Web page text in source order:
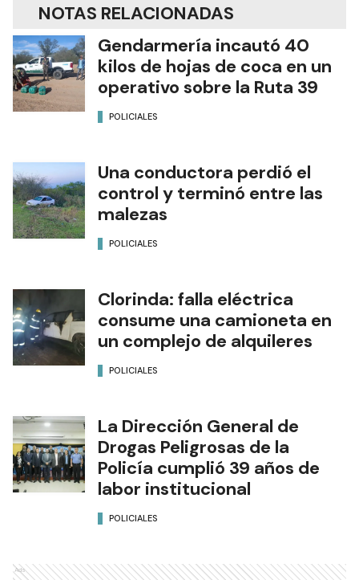
NOTAS RELACIONADAS
Gendarmería incautó 40
kilos de hojas de coca en un
operativo sobre la Ruta 39
POLICIALES
Una conductora perdió el
control y terminó entre las
malezas
POLICIALES
Clorinda: falla eléctrica
consume una camioneta en
un complejo de alquileres
POLICIALES
La Dirección General de
Drogas Peligrosas de la
Policía cumplió 39 años de
labor institucional
POLICIALES
Ads